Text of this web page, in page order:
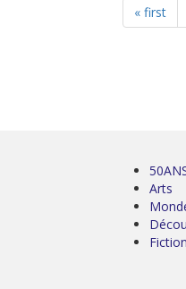
« first
Arts
Fiction